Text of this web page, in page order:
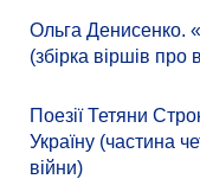
Ольга Денисенко.
(збірка віршів про
Поезії Тетяни
Україну (частина
війни)